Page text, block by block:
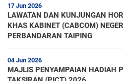
17 Jun 2026
LAWATAN DAN KUNJUNGAN
KHAS KABINET (CABCOM)
PERBANDARAN TAIPING
04 Jun 2026
MAJLIS PENYAMPAIAN HADIAH